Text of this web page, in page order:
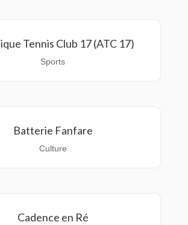
Tennis Club 17 (ATC 17)
Sports
Batterie Fanfare
Culture
Cadence en Ré